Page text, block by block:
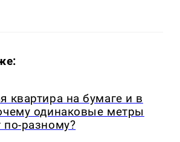
квартира на бумаге и в
одинаковые метры
по-разному?